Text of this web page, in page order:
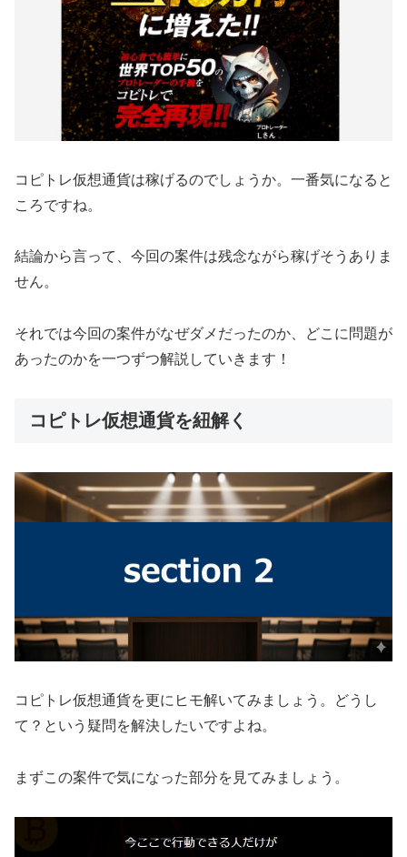
コピトレ仮想通貨は稼げるのでしょうか。一番気になると
ころですね。
結論から言って、 今回の案件は残念ながら稼げそうありま
せん。
それでは今回の案件がなぜダメだったのか、どこに問題が
あったのかを一つずつ解説していきます！
コピトレ仮想通貨を紐解く
コピトレ仮想通貨を更にヒモ解いてみましょう。どうし
て？という疑問を解決したいですよね。
まずこの案件で気になった部分を見てみましょう。